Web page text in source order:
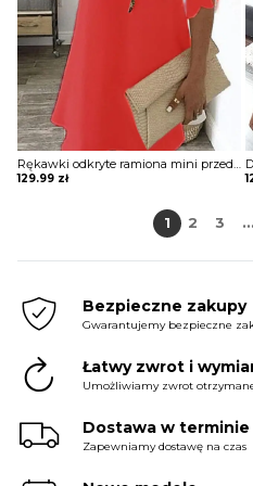
Rękawki odkryte ramiona mini przed kolano krótka falbany koronka impreza sukienka Hiie
129.99 zł
1 2 3 …
Bezpieczne zakupy
Gwarantujemy bezpieczne
Łatwy zwrot i
Umożliwiamy zwrot
Dostawa w terminie
Zapewniamy dostawę na czas